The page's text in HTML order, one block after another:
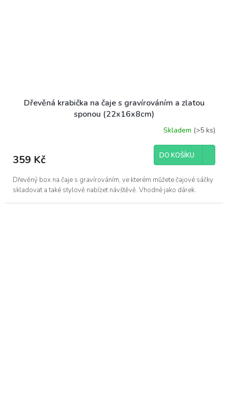
Dřevěná krabička na čaje s gravírováním a zlatou
sponou (22x16x8cm)
Skladem (>5 ks)
359 Kč DO KOŠÍKU
Dřevěný box na čaje s gravírováním, ve kterém můžete čajové sáčky
skladovat a také stylově nabízet návštěvě. Vhodné jako dárek.